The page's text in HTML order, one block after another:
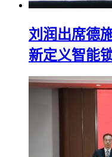
刘润出席德
新定义智能